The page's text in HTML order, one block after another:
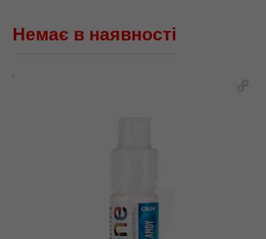
Немає в наявності